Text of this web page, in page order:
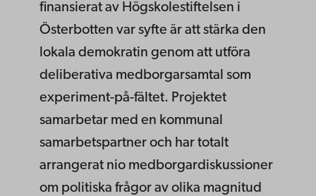
finansierat av Högskolestiftelsen i
Österbotten var syfte är att stärka den
lokala demokratin genom att utföra
deliberativa medborgarsamtal som
experiment-på-fältet. Projektet
samarbetar med en kommunal
samarbetspartner och har totalt
arrangerat nio medborgardiskussioner
om politiska frågor av olika magnitud